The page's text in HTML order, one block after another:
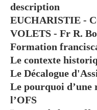
description
EUCHARISTIE -
VOLETS - Fr R.
Formation
Le contexte
Le Décalogue
Le pourquoi d’une
l’OFS